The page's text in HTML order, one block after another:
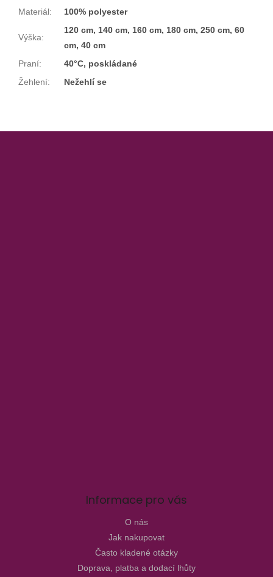
Materiál: 100% polyester
Výška:
120 cm, 140 cm, 160 cm, 180 cm, 250 cm, 60
cm, 40 cm
Praní:
40°C, poskládané
Žehlení: Nežehlí se
Informace pro vás
O nás
Jak nakupovat
Často kladené otázky
Doprava, platba a dodací lhůty